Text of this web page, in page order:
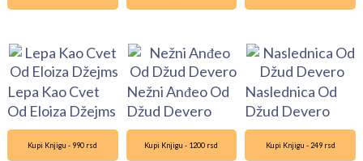
Lepa Kao Cvet
Od Eloiza Džejms
Nežni Anđeo Od
Džud Devero
Naslednica Od
Džud Devero
Kupi Knjigu - 990 rsd Kupi Knjigu - 1200 rsd Kupi Knjigu - 249 rsd